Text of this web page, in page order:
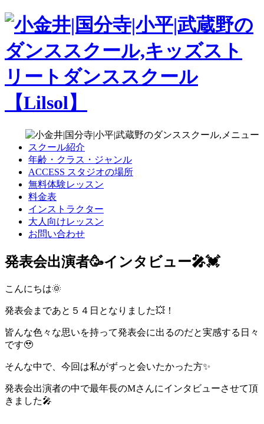
スクール紹介
年齢・クラス・ジャンル
ACCESS スタジオの場所
無料体験レッスン
料金表
インストラクター
大人向けレッスン
お問い合わせ
発表会出演者🥳インタビュー🎤💓
こんにちは🌞
発表会まであと５４日となりました💥！
皆んな色々な思いを持って発表会に出るのだと実感する日々
です🥹
そんな中で、今回は私がずっと会いたかった方✨
発表会出演者の中で最年長のMさんにインタビューさせて頂
きました🎤